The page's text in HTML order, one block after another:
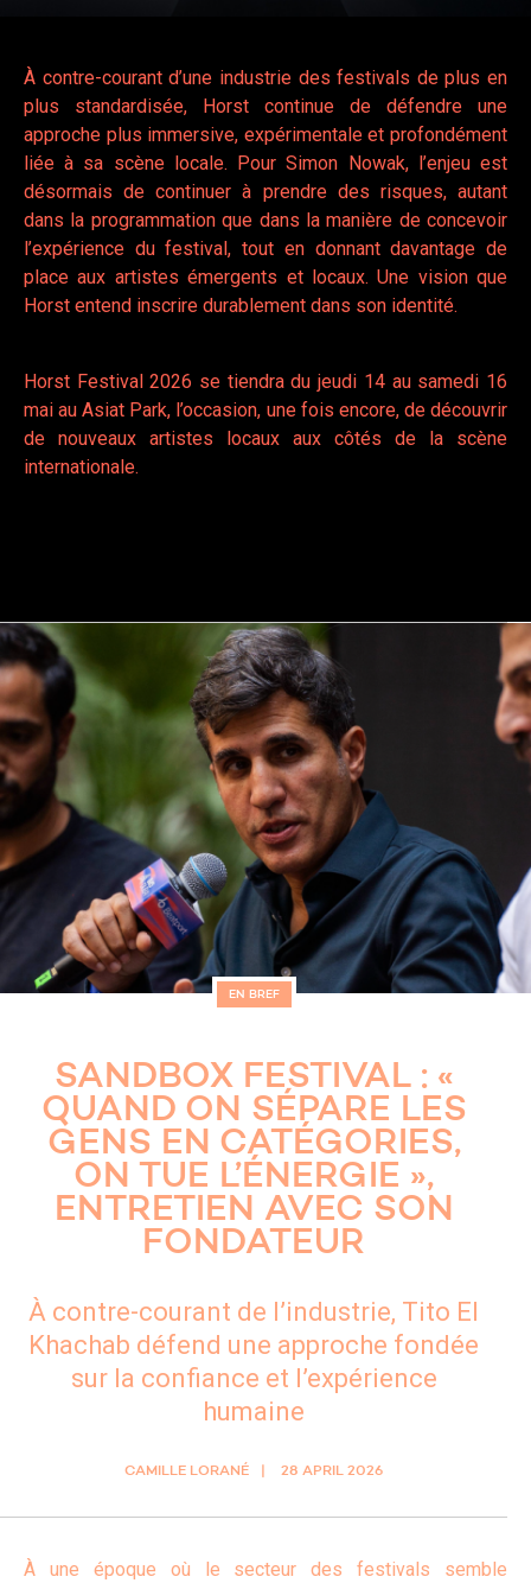
À contre-courant d’une industrie des festivals de plus en
plus standardisée, Horst continue de défendre une
approche plus immersive, expérimentale et profondément
liée à sa scène locale. Pour Simon Nowak, l’enjeu est
désormais de continuer à prendre des risques, autant
dans la programmation que dans la manière de concevoir
l’expérience du festival, tout en donnant davantage de
place aux artistes émergents et locaux. Une vision que
Horst entend inscrire durablement dans son identité.
Horst Festival 2026 se tiendra du jeudi 14 au samedi 16
mai au Asiat Park, l’occasion, une fois encore, de découvrir
de nouveaux artistes locaux aux côtés de la scène
internationale.
EN BREF
SANDBOX FESTIVAL : «
QUAND ON SÉPARE LES
GENS EN CATÉGORIES,
ON TUE L’ÉNERGIE »,
ENTRETIEN AVEC SON
FONDATEUR
À contre-courant de l’industrie, Tito El
Khachab défend une approche fondée
sur la confiance et l’expérience
humaine
CAMILLE LORANÉ 28 APRIL 2026
À une époque où le secteur des festivals semble